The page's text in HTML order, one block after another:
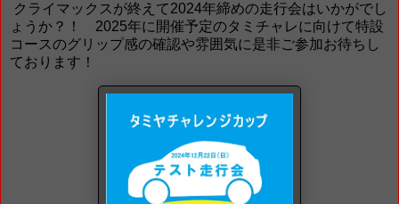
クライマックスが終えて2024年締めの走行会はいかがでし
ょうか？！ 2025年に開催予定のタミチャレに向けて特設
コースのグリップ感の確認や雰囲気に是非ご参加お待ちし
ております！